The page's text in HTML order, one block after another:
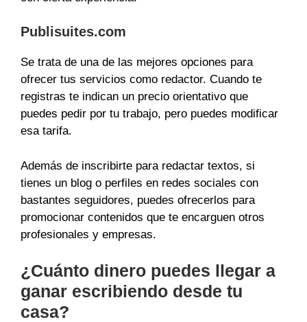
Publisuites.com
Se trata de una de las mejores opciones para
ofrecer tus servicios como redactor. Cuando te
registras te indican un precio orientativo que
puedes pedir por tu trabajo, pero puedes modificar
esa tarifa.
Además de inscribirte para redactar textos, si
tienes un blog o perfiles en redes sociales con
bastantes seguidores, puedes ofrecerlos para
promocionar contenidos que te encarguen otros
profesionales y empresas.
¿Cuánto dinero puedes llegar a
ganar escribiendo desde tu
casa?